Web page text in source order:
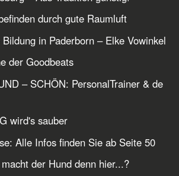
durch gute Raumluft
in Paderborn – Elke Vowinkel
der Goodbeats
– SCHÖN: PersonalTrainer & de
wird's sauber
Alle Infos finden Sie ab Seite 50
der Hund denn hier...?